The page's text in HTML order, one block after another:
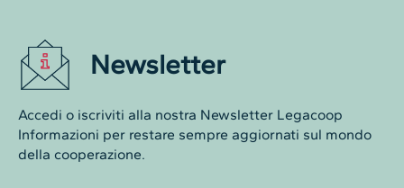
Newsletter
Accedi o iscriviti alla nostra Newsletter Legacoop
Informazioni per restare sempre aggiornati sul mondo
della cooperazione.